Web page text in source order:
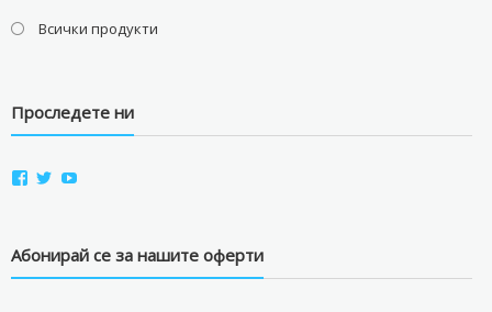
Всички продукти
Проследете ни
View
Facebook
View
Twitter
View
YouTube
Абонирай се за нашите оферти